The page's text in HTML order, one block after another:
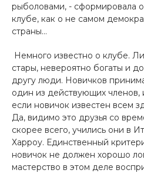
рыболовами, - сформировала
клубе, как о не самом
страны…
Немного известно о клубе.
стары, невероятно богаты и
другу люди. Новичков
один из действующих членов,
если новичок известен всем
Да, видимо это друзья со
скорее всего, учились они в
Харроу. Единственный
новичок не должен хорошо
мастерство в этом деле